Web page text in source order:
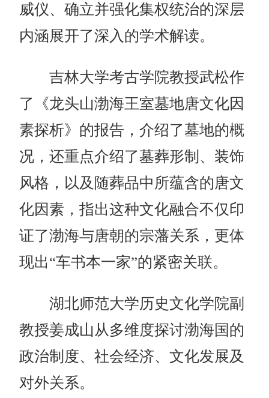
威仪、确立并强化集权统治的深层
内涵展开了深入的学术解读。
吉林大学考古学院教授武松作
了《龙头山渤海王室墓地唐文化因
素探析》的报告，介绍了墓地的概
况，还重点介绍了墓葬形制、装饰
风格，以及随葬品中所蕴含的唐文
化因素，指出这种文化融合不仅印
证了渤海与唐朝的宗藩关系，更体
现出“车书本一家”的紧密关联。
湖北师范大学历史文化学院副
教授姜成山从多维度探讨渤海国的
政治制度、社会经济、文化发展及
对外关系。